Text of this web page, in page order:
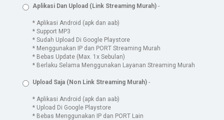
Aplikasi Dan Upload (Link Streaming Murah) -
* Aplikasi Android (apk dan aab)
* Support MP3
* Sudah Upload Di Google Playstore
* Menggunakan IP dan PORT Streaming Murah
* Bebas Update (Max. 1x Sebulan)
* Berlaku Selama Menggunakan Layanan Streaming Murah
Upload Saja (Non Link Streaming Murah) -
* Aplikasi Android (apk dan aab)
* Upload Di Google Playstore
* Bebas Menggunakan IP dan PORT Lain